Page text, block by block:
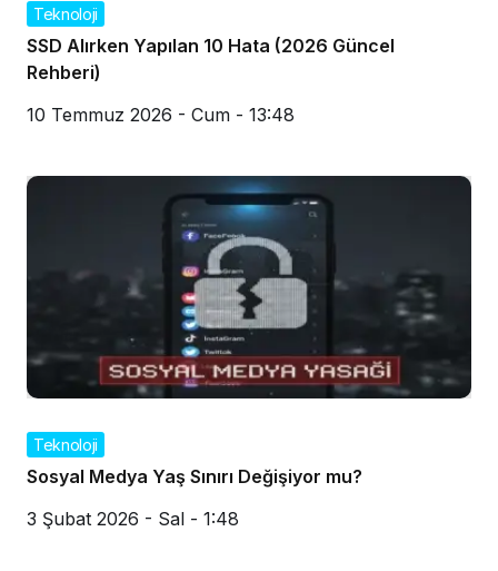
Teknoloji
SSD Alırken Yapılan 10 Hata (2026 Güncel
Rehberi)
10 Temmuz 2026 - Cum - 13:48
Teknoloji
Sosyal Medya Yaş Sınırı Değişiyor mu?
3 Şubat 2026 - Sal - 1:48